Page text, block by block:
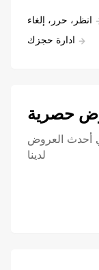
انظر، حرر، إلغاء
ادارة حجزك
حصرية
أحدث العروض
لدينا